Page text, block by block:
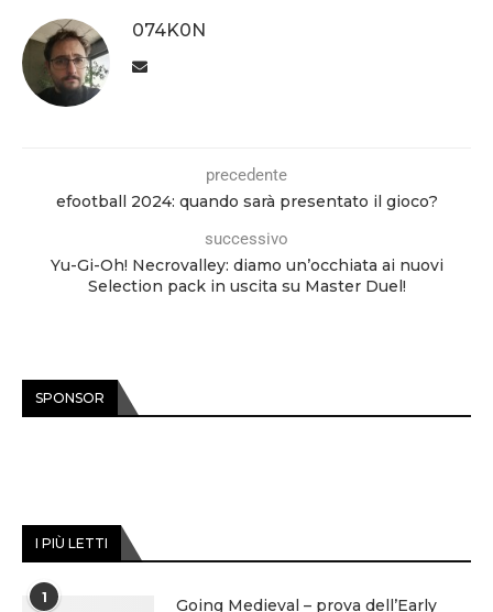
074K0N
precedente
efootball 2024: quando sarà presentato il gioco?
successivo
Yu-Gi-Oh! Necrovalley: diamo un’occhiata ai nuovi
Selection pack in uscita su Master Duel!
SPONSOR
I PIÙ LETTI
1
Going Medieval – prova dell’Early